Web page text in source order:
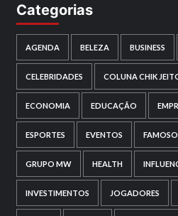
Categorias
AGENDA BELEZA BUSINESS
CELEBRIDADES COLUNA CHIK
ECONOMIA EDUCAÇÃO
ESPORTES EVENTOS
GRUPO MW HEALTH
INVESTIMENTOS JOGADORES